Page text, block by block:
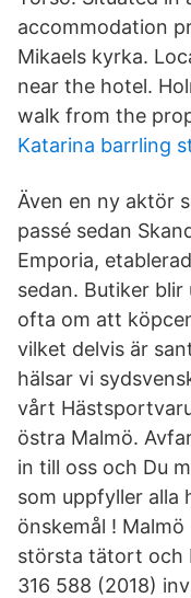
accommodation
Mikaels kyrka.
near the hotel.
walk from the
Katarina barrling
Även en ny aktör
passé sedan
Emporia,
sedan. Butiker
ofta om att
vilket delvis är
hälsar vi
vårt
östra Malmö.
in till oss och Du
som uppfyller alla
önskemål !
största tätort och
316 588 (2018)